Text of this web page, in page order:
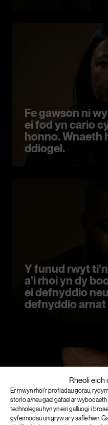
Rheoli eich
Er mwyn rhoi'r profiadau gorau,
storio a/neu gael gafael ar
technolegau hyn yn ein galluogi i
gyfeirnodau unigryw ar y safle hwn.
Fe gawson ni
ei fod yn cario
honno. Wnaeth
ddiogel.
Y funud rwyt
a'i rhoi yn dy
ei defnyddio
defnyddio arnat